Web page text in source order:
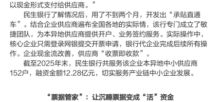
以现金形式支付给供应商。”
民生银行了解情况后，用了不到两个月，开发出“承贴直通
车”。结合企业供应商遍布全国各地的实际情，该行专门成立了敏
捷团队，为本异地供应商提供开户、业务签约服务。实际操作中，
核心企业只需登录网银提交开票申请，银行代企业完成后续所有操
作。企业现金流改善，供应商“收票即收款”。
截至2025年末，民生银行共服务该企业本异地中小供应商
152户，融资金额12.28亿元，切实服务产业链中小企业发展。
“票据管家”：让沉睡票据变成“活”资金